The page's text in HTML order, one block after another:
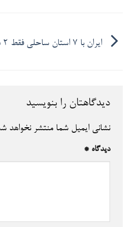
ایران با ۷ استان ساحلی فقط ۲ درصد از سهم دریایی جهان را دارد
دیدگاهتان را بنویسید
نشانی ایمیل شما منتشر نخواهد
دیدگاه*